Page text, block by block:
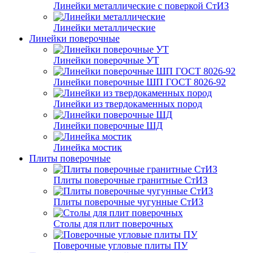
Линейки металлические с поверкой СтИЗ
Линейки металлические
Линейки поверочные
Линейки поверочные УТ
Линейки поверочные ШП ГОСТ 8026-92
Линейки из твердокаменных пород
Линейки поверочные ШД
Линейка мостик
Плиты поверочные
Плиты поверочные гранитные СтИЗ
Плиты поверочные чугунные СтИЗ
Столы для плит поверочных
Поверочные угловые плиты ПУ